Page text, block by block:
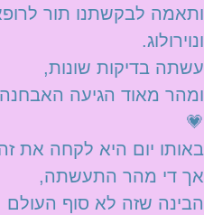
ותאמה לבקשתנו תור
ונוירולוג.
עשתה בדיקות שונות,
ומהר מאוד הגיעה האבחנה
💗
באותו יום היא לקחה את
אך די מהר התעשתה,
הבינה שזה לא סוף העולם